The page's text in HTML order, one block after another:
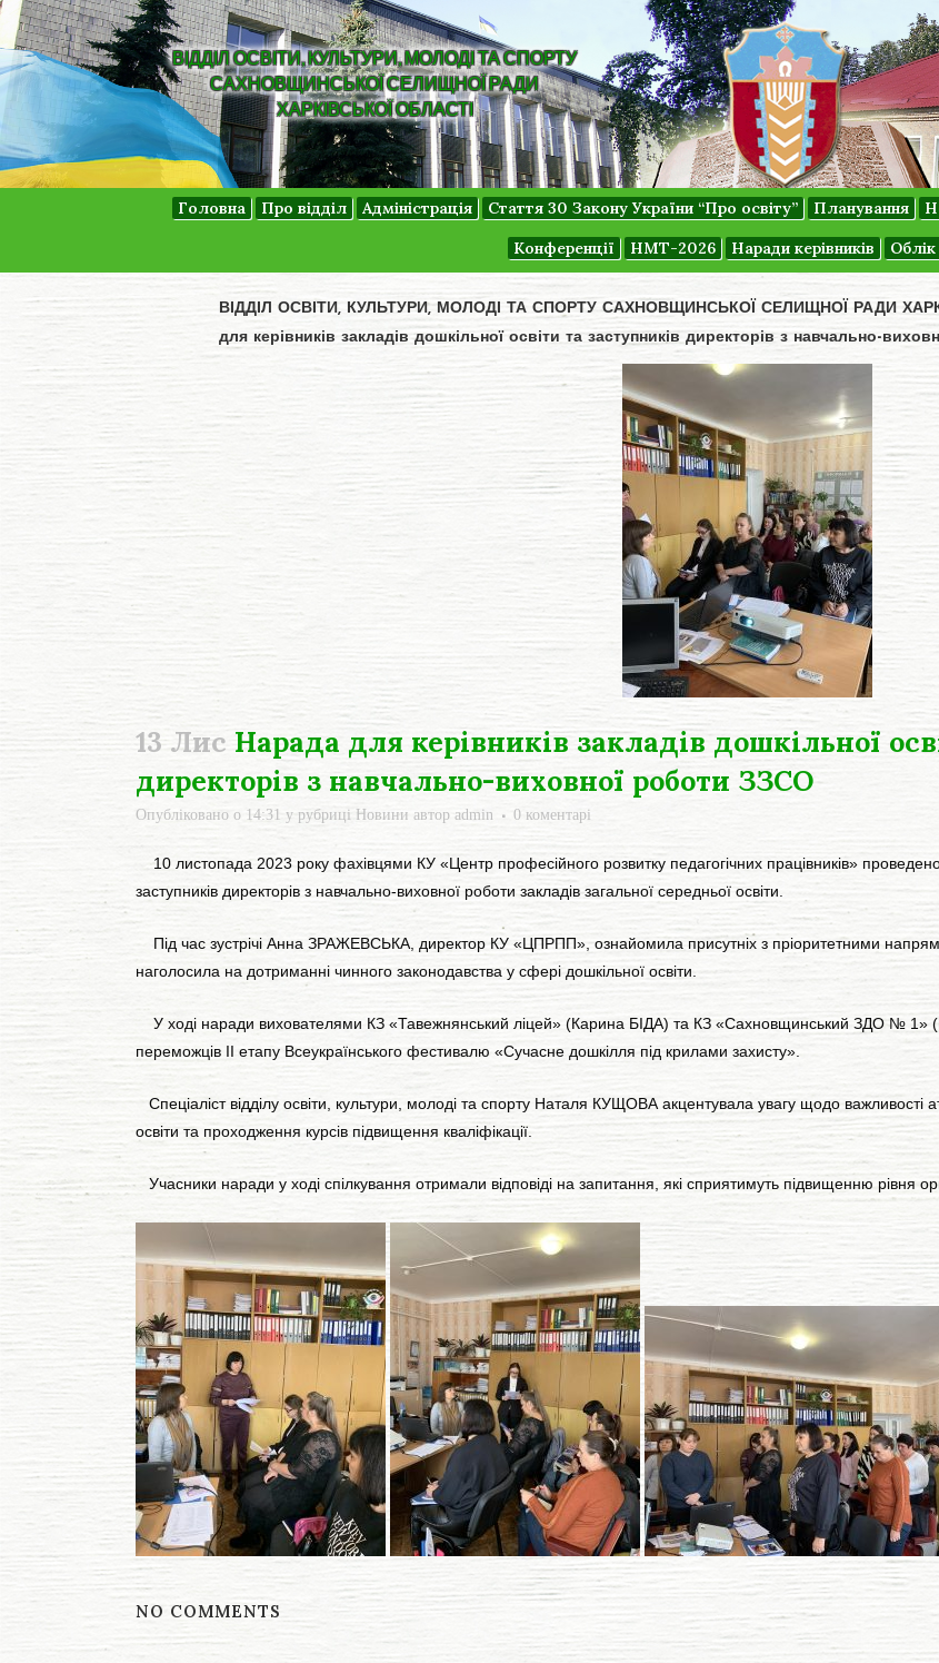
ВІДДІЛ ОСВІТИ, КУЛЬТУРИ, МОЛОДІ ТА СПОРТУ
САХНОВЩИНСЬКОЇ СЕЛИЩНОЇ РАДИ
ХАРКІВСЬКОЇ ОБЛАСТІ
Головна Про відділ Адміністрація Стаття 30 Закону України “Про освіту” Планування
Конференції
НМТ-2026 Наради керівників Облік
ВІДДІЛ ОСВІТИ, КУЛЬТУРИ, МОЛОДІ ТА СПОРТУ САХНОВЩИНСЬКОЇ СЕЛИЩНОЇ РАДИ
для керівників закладів дошкільної освіти та заступників директорів з навчально-
13 Лис Нарада для керівників закладів дошкільної
директорів з навчально-виховної роботи ЗЗСО
Опубліковано о 14:31 у рубриці Новини автор admin 0 коментарі
10 листопада 2023 року фахівцями КУ «Центр професійного розвитку педагогічних працівників» проведено
заступників директорів з навчально-виховної роботи закладів загальної середньої освіти.
Під час зустрічі Анна ЗРАЖЕВСЬКА, директор КУ «ЦПРПП», ознайомила присутніх з пріоритетними
наголосила на дотриманні чинного законодавства у сфері дошкільної освіти.
У ході наради вихователями КЗ «Тавежнянський ліцей» (Карина БІДА) та КЗ «Сахновщинський ЗДО № 1»
переможців ІІ етапу Всеукраїнського фестивалю «Сучасне дошкілля під крилами захисту».
Спеціаліст відділу освіти, культури, молоді та спорту Наталя КУЩОВА акцентувала увагу щодо важливості
освіти та проходження курсів підвищення кваліфікації.
Учасники наради у ході спілкування отримали відповіді на запитання, які сприятимуть підвищенню рівня
NO COMMENTS